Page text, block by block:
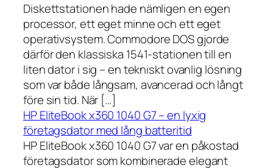
Diskettstationen hade nämligen en egen
processor, ett eget minne och ett eget
operativsystem. Commodore DOS gjorde
därför den klassiska 1541-stationen till en
liten dator i sig – en tekniskt ovanlig lösning
som var både långsam, avancerad och långt
före sin tid. När […]
HP EliteBook x360 1040 G7 – en lyxig
företagsdator med lång batteritid
HP EliteBook x360 1040 G7 var en påkostad
företagsdator som kombinerade elegant